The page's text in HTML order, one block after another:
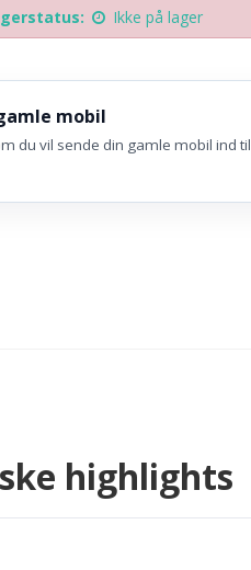
Ikke på lager
mobil
du vil sende din gamle mobil ind til
highlights